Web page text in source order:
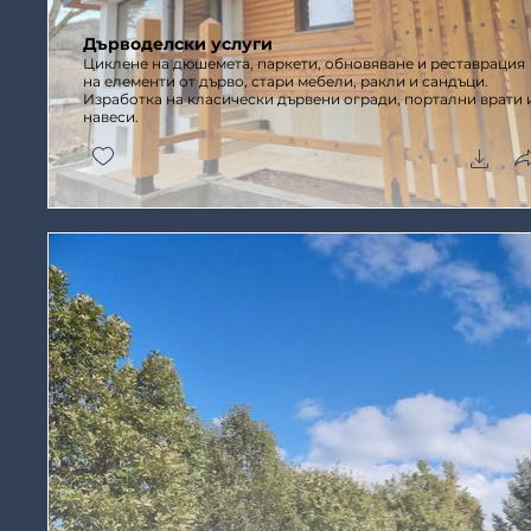
Дърводелски услуги
Циклене на дюшемета, паркети, обновяване и реставрация
на елементи от дърво, стари мебели, ракли и сандъци.
Изработка на класически дървени огради, портални врати
навеси.